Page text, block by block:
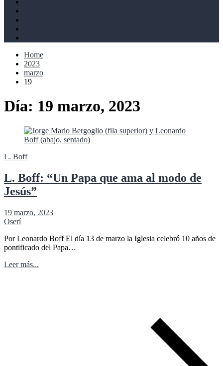
Home
2023
marzo
19
Día: 19 marzo, 2023
L. Boff
L. Boff: “Un Papa que ama al modo de
Jesús”
19 marzo, 2023
Oserí
Por Leonardo Boff El día 13 de marzo la Iglesia celebró 10 años de
pontificado del Papa…
Leer más...